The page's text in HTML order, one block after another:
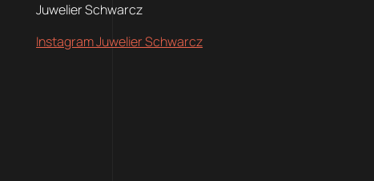
Juwelier Schwarcz
Instagram Juwelier Schwarcz